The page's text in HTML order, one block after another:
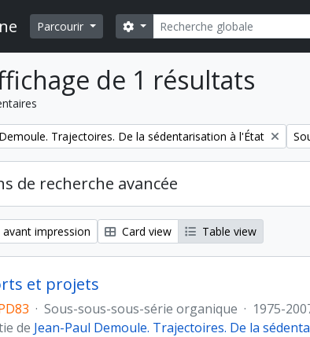
Parcourir Rechercher
Search options
de 1 résultats
Trajectoires. De la sédentarisation à l'État
de recherche avancée
avant impression Card view Table view
et projets
· Sous-sous-sous-série organique · 1975-
de Jean-Paul Demoule. Trajectoires. De la